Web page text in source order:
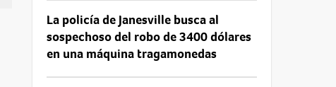
La policía de Janesville busca al
sospechoso del robo de 3400 dólares
en una máquina tragamonedas